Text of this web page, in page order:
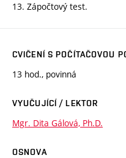
13. Zápočtový test.
CVIČENÍ S POČÍTAČOVOU
13 hod., povinná
VYUČUJÍCÍ / LEKTOR
Mgr. Dita Gálová, Ph.D.
OSNOVA